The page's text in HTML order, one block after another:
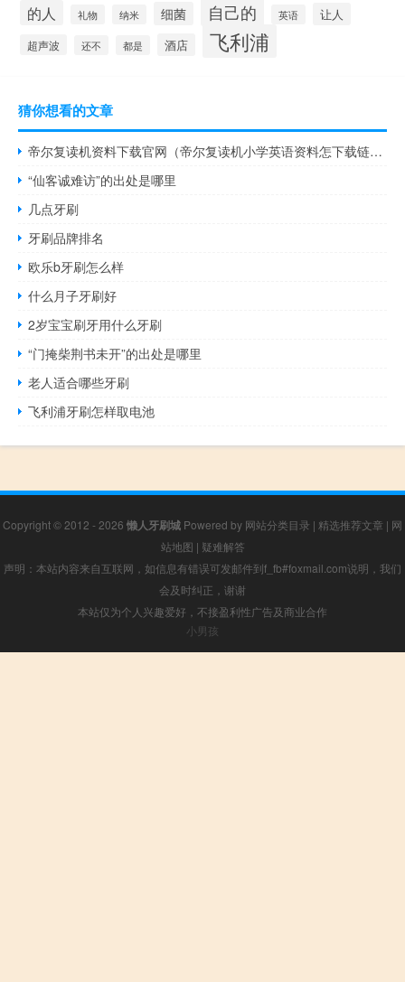
的人 礼物 纳米 细菌 自己的 英语 让人
超声波 还不 都是 酒店 飞利浦
猜你想看的文章
帝尔复读机资料下载官网（帝尔复读机小学英语资料怎下载链接）
“仙客诚难访”的出处是哪里
几点牙刷
牙刷品牌排名
欧乐b牙刷怎么样
什么月子牙刷好
2岁宝宝刷牙用什么牙刷
“门掩柴荆书未开”的出处是哪里
老人适合哪些牙刷
飞利浦牙刷怎样取电池
Copyright © 2012 - 2026 懒人牙刷城 Powered by 网站分类目录 | 精选推荐文章 | 网
站地图 | 疑难解答
声明：本站内容来自互联网，如信息有错误可发邮件到f_fb#foxmail.com说明，我们
会及时纠正，谢谢
本站仅为个人兴趣爱好，不接盈利性广告及商业合作
小男孩